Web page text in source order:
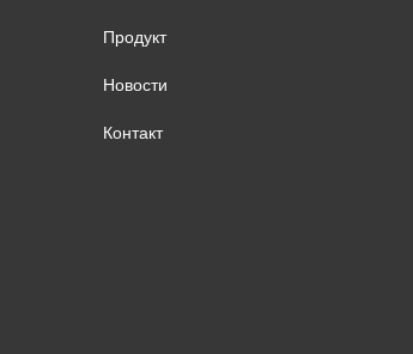
Продукт
Новости
Контакт